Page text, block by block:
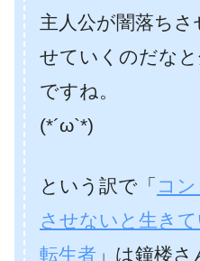
主人公が闇落ち
せていくのだな
ですね。
(*´ω`*)
という訳で「 コ
させないと生き
転生者 」は鐘楼さ